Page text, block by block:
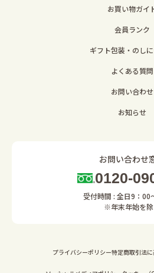
お買い物ガイ
会員ランク
ギフト包装・のし
よくある質問
お問い合わせ
お知らせ
お問い合わせ
0120-
受付時間 : 全日9：00
※年末年始を除
プライバシーポリシー特定商取引法